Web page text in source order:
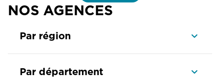
NOS AGENCES
Par région
Par département